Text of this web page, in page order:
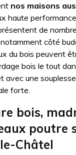
nos maisons
haute
de
côté
du bois peuvent
bois le tout
avec une souplesse
forte.
bois,
poutre
Châtel